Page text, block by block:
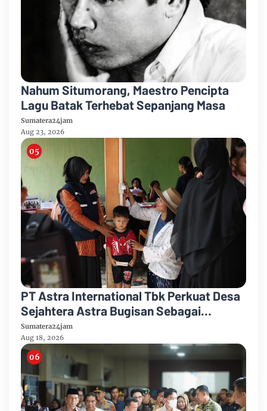
Nahum Situmorang, Maestro Pencipta
Lagu Batak Terhebat Sepanjang Masa
Sumatera24jam
Aug 23, 2026
PT Astra International Tbk Perkuat Desa
Sejahtera Astra Bugisan Sebagai
Destinasi Wisata Candi Plaosan Berbasis
Budaya
Sumatera24jam
Aug 18, 2026